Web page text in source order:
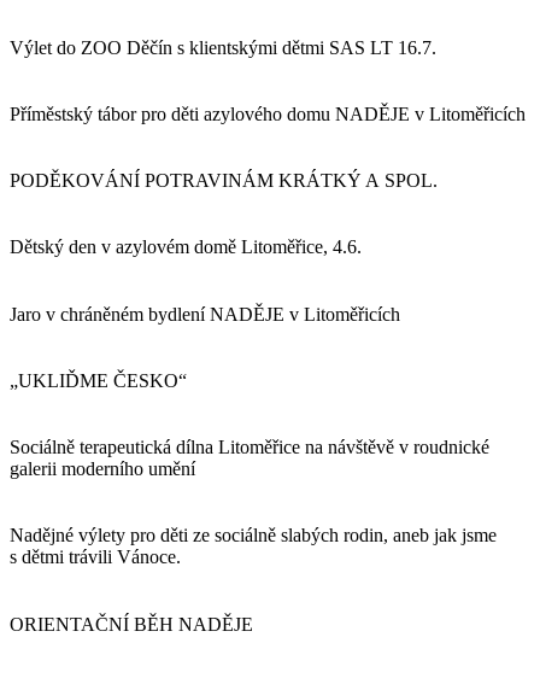
Výlet do ZOO Děčín s klientskými dětmi SAS LT 16.7.
Příměstský tábor pro děti azylového domu NADĚJE v Litoměřicích
PODĚKOVÁNÍ POTRAVINÁM KRÁTKÝ A SPOL.
Dětský den v azylovém domě Litoměřice, 4.6.
Jaro v chráněném bydlení NADĚJE v Litoměřicích
„UKLIĎME ČESKO“
Sociálně terapeutická dílna Litoměřice na návštěvě v roudnické
galerii moderního umění
Nadějné výlety pro děti ze sociálně slabých rodin, aneb jak jsme
s dětmi trávili Vánoce.
ORIENTAČNÍ BĚH NADĚJE